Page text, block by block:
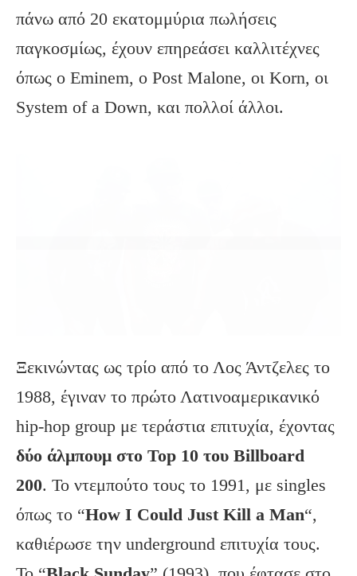
πάνω από 20 εκατομμύρια πωλήσεις
παγκοσμίως, έχουν επηρεάσει καλλιτέχνες
όπως ο Eminem, ο Post Malone, οι Korn, οι
System of a Down, και πολλοί άλλοι.
Ξεκινώντας ως τρίο από το Λος Άντζελες το
1988, έγιναν το πρώτο Λατινοαμερικανικό
hip-hop group με τεράστια επιτυχία, έχοντας
δύο άλμπουμ στο Top 10 του Billboard
200. Το ντεμπούτο τους το 1991, με singles
όπως το “How I Could Just Kill a Man“,
καθιέρωσε την underground επιτυχία τους.